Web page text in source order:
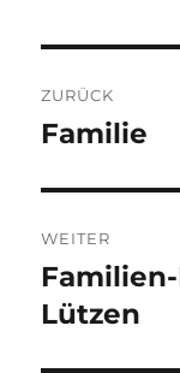
ZURÜCK
Vorheriger
Familie
WEITER
Nächster
Beitrag:
Lützen